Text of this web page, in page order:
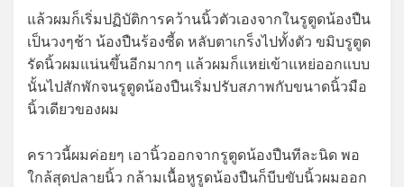
แล้วผมก็เริ่มปฏิบัติการคว้านนิ้วตัวเองจากในรูตูดน้องปืน
เป็นวงๆช้า น้องปืนร้องซี้ด หลับตาเกร็งไปทั้งตัว ขมิบรูตูด
รัดนิ้วผมแน่นขึ้นอีกมากๆ แล้วผมก็แหย่เข้าแหย่ออกแบบ
นั้นไปสักพักจนรูตูดน้องปืนเริ่มปรับสภาพกับขนาดนิ้วมือ
นิ้วเดียวของผม
คราวนี้ผมค่อยๆ เอานิ้วออกจากรูตูดน้องปืนทีละนิด พอ
ใกล้สุดปลายนิ้ว กล้ามเนื้อหูรูดน้องปืนก็บีบขับนิ้วผมออก